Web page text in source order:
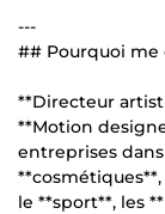
---
## Pourquoi me
**Directeur
**Motion
entreprises
le **sport**, les